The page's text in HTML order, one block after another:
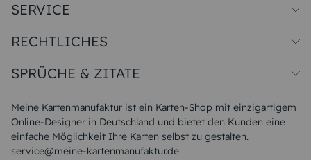
Meine Kartenmanufaktur ist ein Karten-Shop mit einzigartigem
Online-Designer in Deutschland und bietet den Kunden eine
einfache Möglichkeit Ihre Karten selbst zu gestalten.
service@meine-kartenmanufaktur.de
SERVICE
Papiersorten
Unsere Produktion
Magazin
FAQ
RECHTLICHES
Widerrufsbelehrung
SPRÜCHE & ZITATE
Liebeskummer Sprüche
Sommer Sprüche
Muttertagssprüche
Sprüche zur Hochzeit